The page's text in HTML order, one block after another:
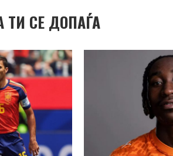
СЕ ДОПАЃА